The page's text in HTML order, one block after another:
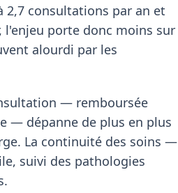
2,7 consultations par an et
l'enjeu porte donc moins sur
alourdi par les
— remboursée
— dépanne de plus en plus
La continuité des soins —
suivi des pathologies